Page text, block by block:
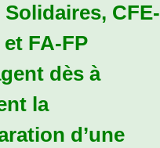
Solidaires, CFE-
et FA-FP
dès à
la
d’une